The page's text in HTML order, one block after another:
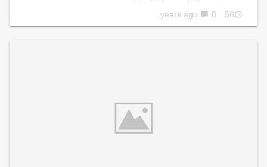
access_time
56 years ago
chat_bubble 0